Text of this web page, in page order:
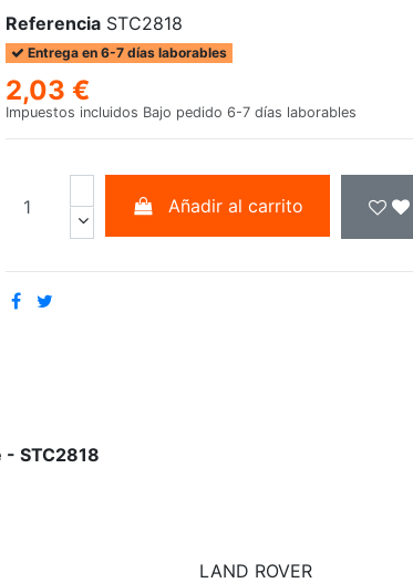
Referencia STC2818
Entrega en 6-7 días laborables
2,03 €
Impuestos incluidos Bajo pedido 6-7 días laborables
Añadir al carrito
STC2818
LAND ROVER